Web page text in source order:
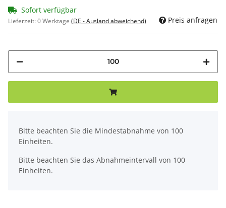
Sofort verfügbar
Lieferzeit:0 Werktage (DE - Ausland abweichend) Preis anfragen
Bitte beachten Sie die Mindestabnahme von 100
Einheiten.
Bitte beachten Sie das Abnahmeintervall von 100
Einheiten.